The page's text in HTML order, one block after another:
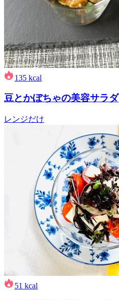
135 kcal
豆とかぼちゃの美容サラダ
レンジだけ
51 kcal